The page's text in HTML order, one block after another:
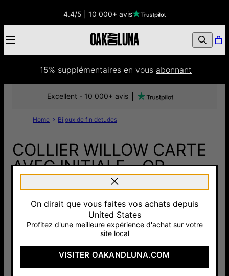
4.4/5 | 10 000+ avis
15% supplémentaires en vous abonnant
Home Bijoux de fin detudes
COLLIER WILLOW CARTE
AVEC INITIALE - OR
135 €
Pay with Klarna
Excellent - 10 000+ avis
Argent 925
Or Vermeil
Or Jaune
On dirait que vous faites vos achats depuis
United States
Profitez d'une meilleure expérience d'achat sur votre
site local
VISITER OAKANDLUNA.COM